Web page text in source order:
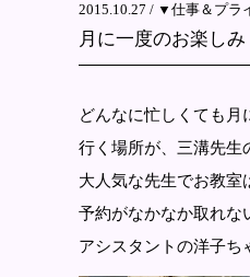
2015.10.27 / ▼仕事＆プラ
月に一度のお楽しみ
どんなに忙しくても月
行く場所が、三溝先生
大人気な先生でお教室
予約がなかなか取れな
アシスタントの洋子ち